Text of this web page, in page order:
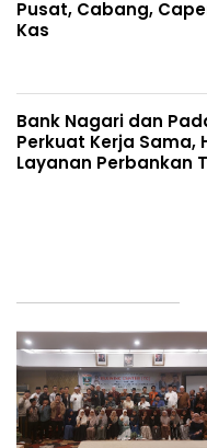
Pusat, Cabang,
Kas
Bank Nagari dan
Perkuat Kerja Sama,
Layanan Perbankan